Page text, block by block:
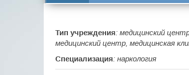
Тип учреждения: медицинский
медицинский центр, медицинская
Специализация: наркология